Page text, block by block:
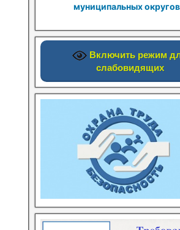
муниципальных
Включить режим
слабовидящих